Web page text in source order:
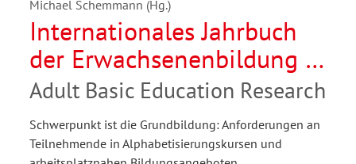
Michael Schemmann (Hg.)
Internationales Jahrbuch
der Erwachsenenbildung /
International Yearbook of
Adult Education 2019
Adult Basic Education Research
Schwerpunkt ist die Grundbildung: Anforderungen an
Teilnehmende in Alphabetisierungskursen und